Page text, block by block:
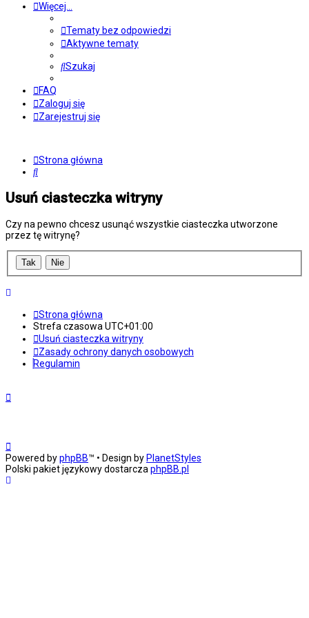
Więcej…
Tematy bez odpowiedzi
Aktywne tematy
Szukaj
FAQ
Zaloguj się
Zarejestruj się
Strona główna
Szukaj
Usuń ciasteczka witryny
Czy na pewno chcesz usunąć wszystkie ciasteczka utworzone
przez tę witrynę?
Strona główna
Strefa czasowaUTC+01:00
Usuń ciasteczka witryny
Zasady ochrony danych osobowych
Regulamin
Powered byphpBB™ • Design by PlanetStyles
Polski pakiet językowy dostarczaphpBB.pl